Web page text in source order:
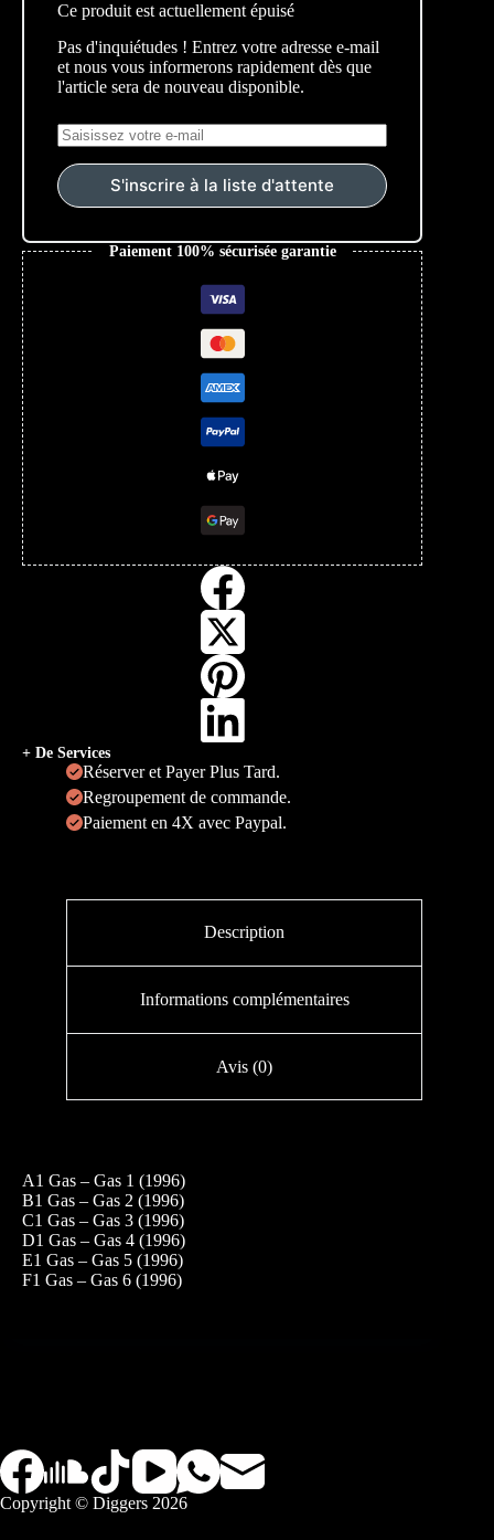
Ce produit est actuellement épuisé
Pas d'inquiétudes ! Entrez votre adresse e-mail
et nous vous informerons rapidement dès que
l'article sera de nouveau disponible.
S'inscrire à la liste d'attente
Paiement 100% sécurisée garantie
+ De Services
Réserver et Payer Plus Tard.
Regroupement de commande.
Paiement en 4X avec Paypal.
Description
Informations complémentaires
Avis (0)
A1 Gas – Gas 1 (1996)
B1 Gas – Gas 2 (1996)
C1 Gas – Gas 3 (1996)
D1 Gas – Gas 4 (1996)
E1 Gas – Gas 5 (1996)
F1 Gas – Gas 6 (1996)
Copyright © Diggers 2026